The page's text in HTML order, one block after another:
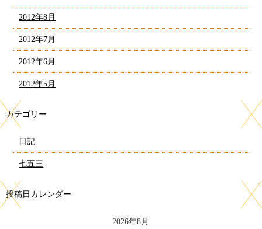
2012年8月
2012年7月
2012年6月
2012年5月
カテゴリー
日記
七五三
投稿日カレンダー
2026年8月